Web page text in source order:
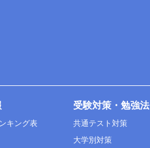
キング表
受験対策・勉強法
共通テスト対策
大学別対策